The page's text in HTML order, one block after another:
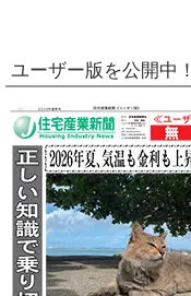
ユーザー版を公開中！